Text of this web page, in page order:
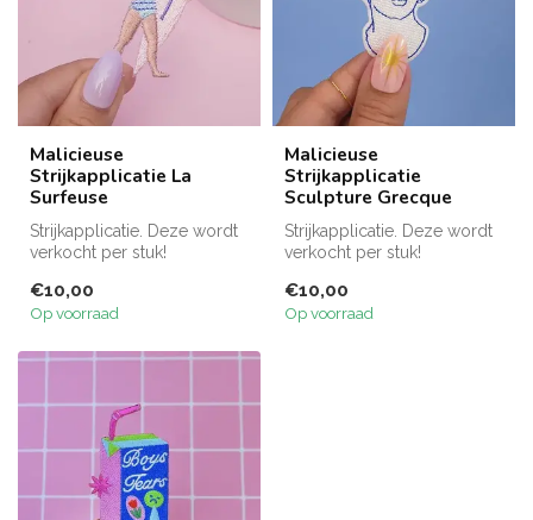
Malicieuse
Strijkapplicatie La
Surfeuse
Strijkapplicatie. Deze wordt
verkocht per stuk!
€10,00
Op voorraad
Malicieuse
Strijkapplicatie
Sculpture Grecque
Strijkapplicatie. Deze wordt
verkocht per stuk!
€10,00
Op voorraad